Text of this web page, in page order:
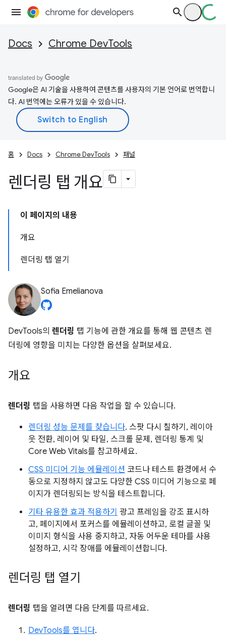
Docs Chrome DevTools
Google은 AI 기술을 사용하여 콘텐츠를 사용자의 기본 언어로 번역합니
다. AI 번역에는 오류가 있을 수 있습니다.
홈 Docs Chrome DevTools 패널
렌더링 탭 개요
이 페이지의 내용
개요
렌더링 탭 열기
Sofia Emelianova
DevTools의 렌더링 탭 기능에 관한 개요를 통해 웹 콘텐츠 렌
더링에 영향을 미치는 다양한 옵션을 살펴보세요.
개요
렌더링 탭을 사용하면 다음 작업을 할 수 있습니다.
렌더링 성능 문제를 찾습니다. 스팟 다시 칠하기, 레이아
웃 전환, 레이어 및 타일, 스크롤 문제, 렌더링 통계 및
Core Web Vitals를 참고하세요.
CSS 미디어 기능 에뮬레이션 코드나 테스트 환경에서 수
동으로 지정하지 않고도 다양한 CSS 미디어 기능으로 페
이지가 렌더링되는 방식을 테스트합니다.
기타 유용한 효과 적용하기 광고 프레임을 강조 표시하
고, 페이지에서 포커스를 에뮬레이션하고, 로컬 글꼴 및
이미지 형식을 사용 중지하고, 자동 어두운 테마를 사용
설정하고, 시각 장애를 에뮬레이션합니다.
렌더링 탭 열기
렌더링 탭을 열려면 다음 단계를 따르세요.
DevTools를 엽니다.